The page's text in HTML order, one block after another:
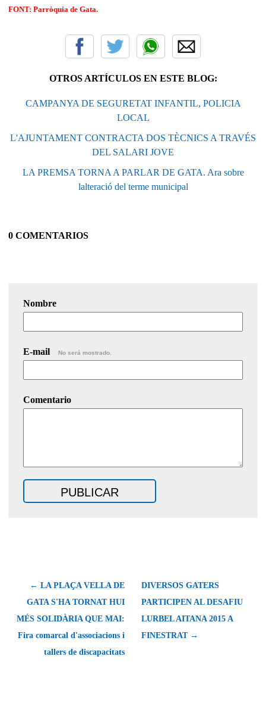
FONT: Parròquia de Gata.
OTROS ARTÍCULOS EN ESTE BLOG:
CAMPANYA DE SEGURETAT INFANTIL, POLICIA
LOCAL
L'AJUNTAMENT CONTRACTA DOS TÈCNICS A TRAVÉS
DEL SALARI JOVE
LA PREMSA TORNA A PARLAR DE GATA. Ara sobre
lalteració del terme municipal
0 COMENTARIOS
Nombre
E-mail No será mostrado.
Comentario
← LA PLAÇA VELLA DE
GATA S'HA TORNAT HUI
MÉS SOLIDÀRIA QUE MAI:
Fira comarcal d'associacions i
tallers de discapacitats
DIVERSOS GATERS
PARTICIPEN AL DESAFIU
LURBEL AITANA 2015 A
FINESTRAT →